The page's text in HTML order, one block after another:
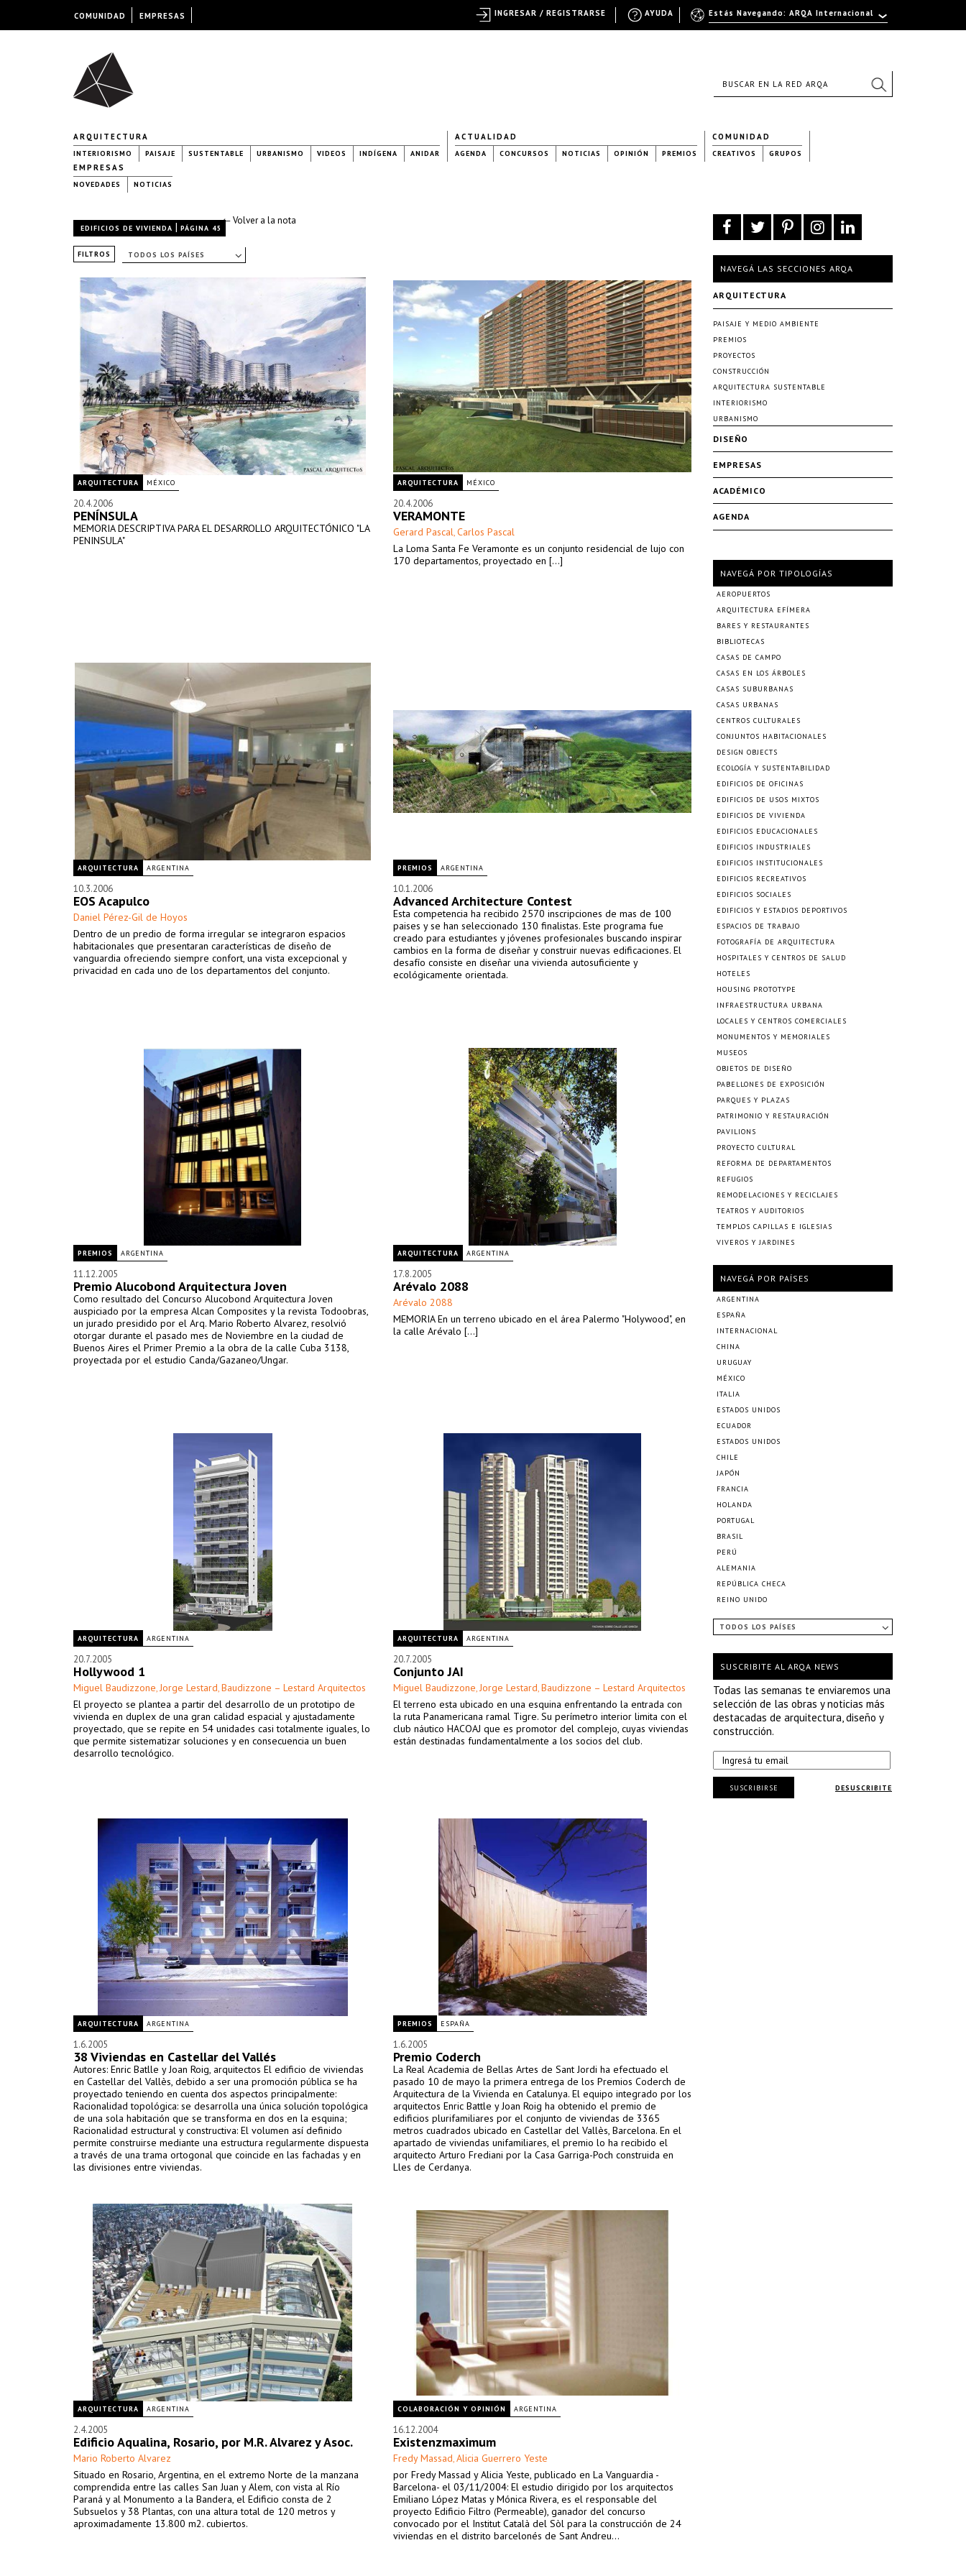
ARQUITECTURA
INTERIORISMO PAISAJE SUSTENTABLE URBANISMO VIDEOS INDÍGENA ANIDAR
ACTUALIDAD
AGENDA CONCURSOS NOTICIAS OPINIÓN PREMIOS
COMUNIDAD
CREATIVOS GRUPOS
EMPRESAS
NOVEDADES NOTICIAS
← Volver a la nota
EDIFICIOS DE VIVIENDA | PÁGINA 45
FILTROS TODOS LOS PAÍSES
ARQUITECTURA MÉXICO
20.4.2006
PENÍNSULA
MEMORIA DESCRIPTIVA PARA EL DESARROLLO ARQUITECTÓNICO "LA
PENINSULA"
ARQUITECTURA MÉXICO
20.4.2006
VERAMONTE
Gerard Pascal, Carlos Pascal
La Loma Santa Fe Veramonte es un conjunto residencial de lujo con
170 departamentos, proyectado en [...]
ARQUITECTURA ARGENTINA
10.3.2006
EOS Acapulco
Daniel Pérez-Gil de Hoyos
Dentro de un predio de forma irregular se integraron espacios
habitacionales que presentaran características de diseño de
vanguardia ofreciendo siempre confort, una vista excepcional y
privacidad en cada uno de los departamentos del conjunto.
PREMIOS ARGENTINA
10.1.2006
Advanced Architecture Contest
Esta competencia ha recibido 2570 inscripciones de mas de 100
paises y se han seleccionado 130 finalistas. Este programa fue
creado para estudiantes y jóvenes profesionales buscando inspirar
cambios en la forma de diseñar y construir nuevas edificaciones. El
desafío consiste en diseñar una vivienda autosuficiente y
ecológicamente orientada.
PREMIOS ARGENTINA
11.12.2005
Premio Alucobond Arquitectura Joven
Como resultado del Concurso Alucobond Arquitectura Joven
auspiciado por la empresa Alcan Composites y la revista Todoobras,
un jurado presidido por el Arq. Mario Roberto Alvarez, resolvió
otorgar durante el pasado mes de Noviembre en la ciudad de
Buenos Aires el Primer Premio a la obra de la calle Cuba 3138,
proyectada por el estudio Canda/Gazaneo/Ungar.
ARQUITECTURA ARGENTINA
17.8.2005
Arévalo 2088
Arévalo 2088
MEMORIA En un terreno ubicado en el área Palermo "Holywood", en
la calle Arévalo [...]
ARQUITECTURA ARGENTINA
20.7.2005
Hollywood 1
Miguel Baudizzone, Jorge Lestard, Baudizzone – Lestard Arquitectos
El proyecto se plantea a partir del desarrollo de un prototipo de
vivienda en duplex de una gran calidad espacial y ajustadamente
proyectado, que se repite en 54 unidades casi totalmente iguales, lo
que permite sistematizar soluciones y en consecuencia un buen
desarrollo tecnológico.
ARQUITECTURA ARGENTINA
20.7.2005
Conjunto JAI
Miguel Baudizzone, Jorge Lestard, Baudizzone – Lestard Arquitectos
El terreno esta ubicado en una esquina enfrentando la entrada con
la ruta Panamericana ramal Tigre. Su perímetro interior limita con el
club náutico HACOAJ que es promotor del complejo, cuyas viviendas
están destinadas fundamentalmente a los socios del club.
ARQUITECTURA ARGENTINA
1.6.2005
38 Viviendas en Castellar del Vallés
Autores: Enric Batlle y Joan Roig, arquitectos El edificio de viviendas
en Castellar del Vallès, debido a ser una promoción pública se ha
proyectado teniendo en cuenta dos aspectos principalmente:
Racionalidad topológica: se desarrolla una única solución topológica
de una sola habitación que se transforma en dos en la esquina;
Racionalidad estructural y constructiva: El volumen así definido
permite construirse mediante una estructura regularmente dispuesta
a través de una trama ortogonal que coincide en las fachadas y en
las divisiones entre viviendas.
PREMIOS ESPAÑA
1.6.2005
Premio Coderch
La Real Academia de Bellas Artes de Sant Jordi ha efectuado el
pasado 10 de mayo la primera entrega de los Premios Coderch de
Arquitectura de la Vivienda en Catalunya. El equipo integrado por los
arquitectos Enric Battle y Joan Roig ha obtenido el premio de
edificios plurifamiliares por el conjunto de viviendas de 3365
metros cuadrados ubicado en Castellar del Vallès, Barcelona. En el
apartado de viviendas unifamiliares, el premio lo ha recibido el
arquitecto Arturo Frediani por la Casa Garriga-Poch construida en
Lles de Cerdanya.
ARQUITECTURA ARGENTINA
2.4.2005
Edificio Aqualina, Rosario, por M.R. Alvarez y Asoc.
Mario Roberto Alvarez
Situado en Rosario, Argentina, en el extremo Norte de la manzana
comprendida entre las calles San Juan y Alem, con vista al Río
Paraná y al Monumento a la Bandera, el Edificio consta de 2
Subsuelos y 38 Plantas, con una altura total de 120 metros y
aproximadamente 13.800 m2. cubiertos.
COLABORACIÓN Y OPINIÓN ARGENTINA
16.12.2004
Existenzmaximum
Fredy Massad, Alicia Guerrero Yeste
por Fredy Massad y Alicia Yeste, publicado en La Vanguardia -
Barcelona- el 03/11/2004: El estudio dirigido por los arquitectos
Emiliano López Matas y Mónica Rivera, es el responsable del
proyecto Edificio Filtro (Permeable), ganador del concurso
convocado por el Institut Català del Sòl para la construcción de 24
viviendas en el distrito barcelonés de Sant Andreu...
NAVEGÁ LAS SECCIONES ARQA
ARQUITECTURA
PAISAJE Y MEDIO AMBIENTE
PREMIOS
PROYECTOS
CONSTRUCCIÓN
ARQUITECTURA SUSTENTABLE
INTERIORISMO
URBANISMO
DISEÑO
EMPRESAS
ACADÉMICO
AGENDA
NAVEGÁ POR TIPOLOGÍAS
AEROPUERTOS
ARQUITECTURA EFÍMERA
BARES Y RESTAURANTES
BIBLIOTECAS
CASAS DE CAMPO
CASAS EN LOS ÁRBOLES
CASAS SUBURBANAS
CASAS URBANAS
CENTROS CULTURALES
CONJUNTOS HABITACIONALES
DESIGN OBJECTS
ECOLOGÍA Y SUSTENTABILIDAD
EDIFICIOS DE OFICINAS
EDIFICIOS DE USOS MIXTOS
EDIFICIOS DE VIVIENDA
EDIFICIOS EDUCACIONALES
EDIFICIOS INDUSTRIALES
EDIFICIOS INSTITUCIONALES
EDIFICIOS RECREATIVOS
EDIFICIOS SOCIALES
EDIFICIOS Y ESTADIOS DEPORTIVOS
ESPACIOS DE TRABAJO
FOTOGRAFÍA DE ARQUITECTURA
HOSPITALES Y CENTROS DE SALUD
HOTELES
HOUSING PROTOTYPE
INFRAESTRUCTURA URBANA
LOCALES Y CENTROS COMERCIALES
MONUMENTOS Y MEMORIALES
MUSEOS
OBJETOS DE DISEÑO
PABELLONES DE EXPOSICIÓN
PARQUES Y PLAZAS
PATRIMONIO Y RESTAURACIÓN
PAVILIONS
PROYECTO CULTURAL
REFORMA DE DEPARTAMENTOS
REFUGIOS
REMODELACIONES Y RECICLAJES
TEATROS Y AUDITORIOS
TEMPLOS CAPILLAS E IGLESIAS
VIVEROS Y JARDINES
NAVEGÁ POR PAÍSES
ARGENTINA
ESPAÑA
INTERNACIONAL
CHINA
URUGUAY
MÉXICO
ITALIA
ESTADOS UNIDOS
ECUADOR
ESTADOS UNIDOS
CHILE
JAPÓN
FRANCIA
HOLANDA
PORTUGAL
BRASIL
PERÚ
ALEMANIA
REPÚBLICA CHECA
REINO UNIDO
TODOS LOS PAÍSES
SUSCRIBITE AL ARQA NEWS
Todas las semanas te enviaremos una
selección de las obras y noticias más
destacadas de arquitectura, diseño y
construcción.
DESUSCRIBITE
SUSCRIBIRSE
COMUNIDAD EMPRESAS Estás Navegando: ARQA Internacional
AYUDA
INGRESAR / REGISTRARSE